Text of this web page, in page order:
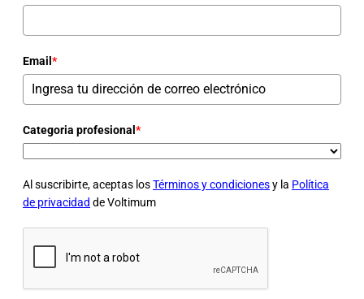
Email *
Categoria profesional *
Al suscribirte, aceptas losTérminos y condicionesy la Política
de privacidad de Voltimum